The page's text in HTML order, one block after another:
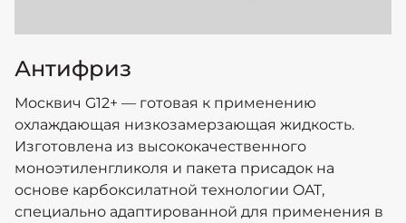
Антифриз
Моcквич G12+ — готовая к применению
охлаждающая низкозамерзающая жидкость.
Изготовлена из высококачественного
моноэтиленгликоля и пакета присадок на
основе карбоксилатной технологии OAT,
специально адаптированной для применения в